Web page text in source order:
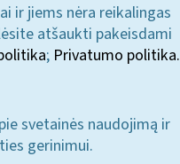
ir jiems nėra reikalingas
atšaukti pakeisdami
; Privatumo politika.
svetainės naudojimą ir
gerinimui.